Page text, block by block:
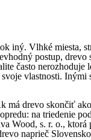
iný. Vlhké miesta,
postup, drevo
často nerozhoduje
vlastnosti.
má drevo skončiť
na triedenie
Wood, s. r. o.,
naprieč